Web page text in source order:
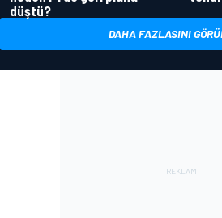
düştü?
DAHA FAZLASINI